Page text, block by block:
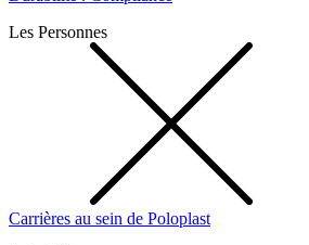
Les Personnes
Carrières au sein de Poloplast